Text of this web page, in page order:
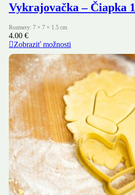
Vykrajovačka – Čiapka 1
Rozmery: 7 × 7 × 1.5 cm
4.00 €
Zobraziť možnosti